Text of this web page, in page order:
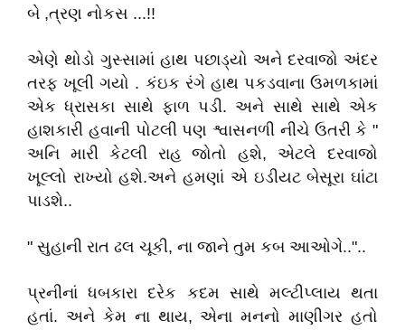
બે ,ત્રણ નોકસ ...!!
એણે થોડો ગુસ્સામાં હાથ પછાડ્યો અને દરવાજો અંદર
તરફ ખૂલી ગયો . કંઇક રંગે હાથ પકડવાના ઉમળકામાં
એક ધ્રાસકા સાથે ફાળ પડી. અને સાથે સાથે એક
હાશકારી હવાની પોટલી પણ શ્વાસનળી નીચે ઉતરી કે "
અનિ મારી કેટલી રાહ જોતો હશે, એટલે દરવાજો
ખૂલ્લો રાખ્યો હશે.અને હમણાં એ ઇડીયટ બેસૂરા ઘાંટા
પાડશે..
" સુહાની રાત ઢલ ચૂકી, ના જાને તુમ કબ આઓગે.."..
પ્રનીનાં ધબકારા દરેક કદમ સાથે મલ્ટીપ્લાય થતા
હતાં. અને કેમ ના થાય, એના મનનો માણીગર હતો